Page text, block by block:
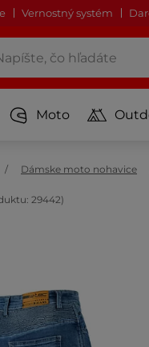
Vernostný systém
Moto
Dámske moto nohavice
29442)